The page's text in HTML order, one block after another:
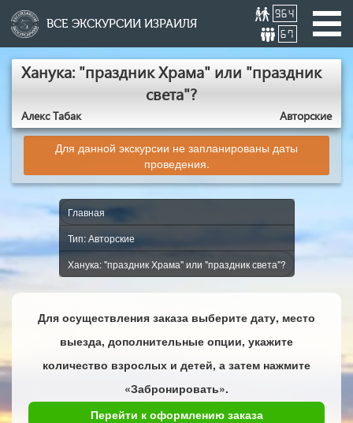
ВСЕ ЭКСКУРСИИ ИЗРАИЛЯ
964
67
Ханука: "праздник Храма" или "праздник
света"?
Алекс Табак Авторские
Для данной экскурсии не запланированы даты
проведения.
Главная
Тип: Авторские
Ханука: "праздник Храма" или "праздник света"?
Для осуществления заказа выберите дату, место
выезда, дополнительные опции, укажите
количество взрослых и детей, а затем нажмите
«Забронировать».
Перейти к оформлению заказа